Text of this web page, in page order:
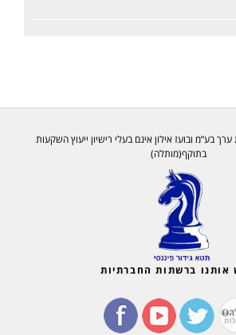
ערך בע”מ ובועז אילון אינם בעלי רישיון ייעוץ השקעות
בתוקף(מותלה)
אותנו ברשתות החברתיות